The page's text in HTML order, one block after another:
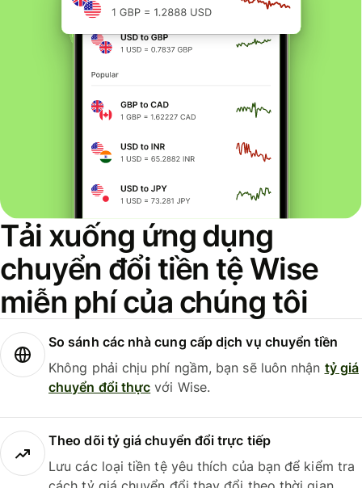
Tải xuống ứng dụng
chuyển đổi tiền tệ Wise
miễn phí của chúng tôi
So sánh các nhà cung cấp dịch vụ chuyển tiền
Không phải chịu phí ngầm, bạn sẽ luôn nhận tỷ giá
chuyển đổi thực với Wise.
Theo dõi tỷ giá chuyển đổi trực tiếp
Lưu các loại tiền tệ yêu thích của bạn để kiểm tra